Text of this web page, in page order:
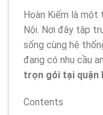
Hoàn Kiếm là một
Nội. Nơi đây tập
sống cùng hệ
đang có nhu cầu
trọn gói tại quận
Contents